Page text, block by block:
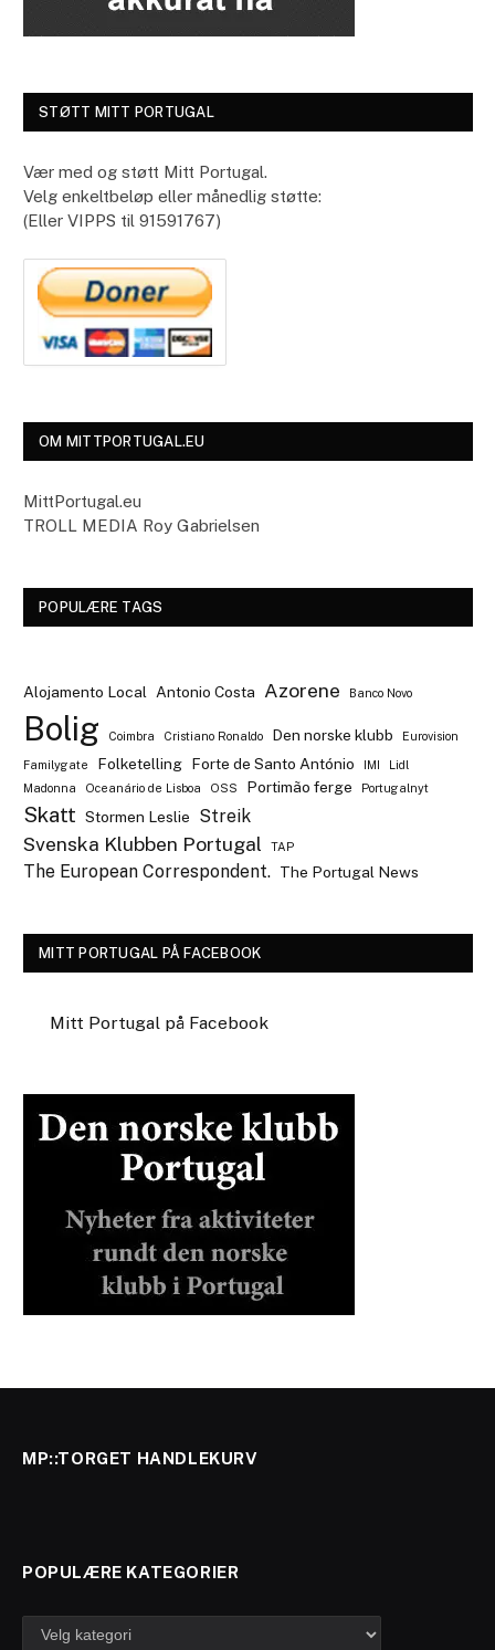
STØTT MITT PORTUGAL
Vær med og støtt Mitt Portugal.
Velg enkeltbeløp eller månedlig støtte:
(Eller VIPPS til 91591767)
OM MITTPORTUGAL.EU
MittPortugal.eu
TROLL MEDIA Roy Gabrielsen
POPULÆRE TAGS
Alojamento Local Antonio Costa Azorene Banco Novo
Bolig Coimbra Cristiano Ronaldo Den norske klubb Eurovision
Familygate Folketelling Forte de Santo António IMI
Lidl
Madonna
Oceanário de Lisboa OSS Portimão ferge Portugalnyt
Skatt Stormen Leslie Streik
Svenska Klubben Portugal TAP
The European Correspondent. The Portugal News
MITT PORTUGAL PÅ FACEBOOK
Mitt Portugal på Facebook
MP::TORGET HANDLEKURV
POPULÆRE KATEGORIER
Populære